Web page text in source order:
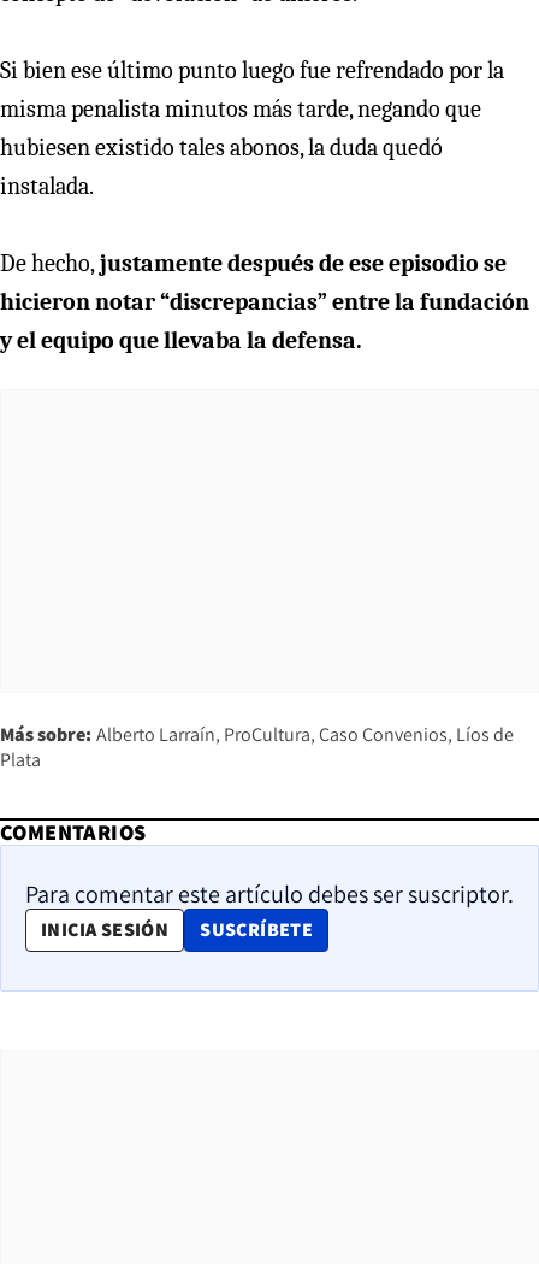
Si bien ese último punto luego fue refrendado por la
misma penalista minutos más tarde, negando que
hubiesen existido tales abonos, la duda quedó
instalada.
De hecho,justamente después de ese episodio se
hicieron notar “discrepancias” entre la fundación
y el equipo que llevaba la defensa.
Más sobre: Alberto Larraín ProCultura Caso Convenios Líos de
Plata
COMENTARIOS
Para comentar este artículo debes ser suscriptor.
INICIA SESIÓN SUSCRÍBETE
OPENS IN NEW WINDOW